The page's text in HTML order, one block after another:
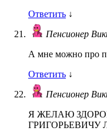
Ответить ↓
Пенсионер
А мне можно про
Ответить ↓
Пенсионер
Я ЖЕЛАЮ
ГРИГОРЬЕВИЧУ